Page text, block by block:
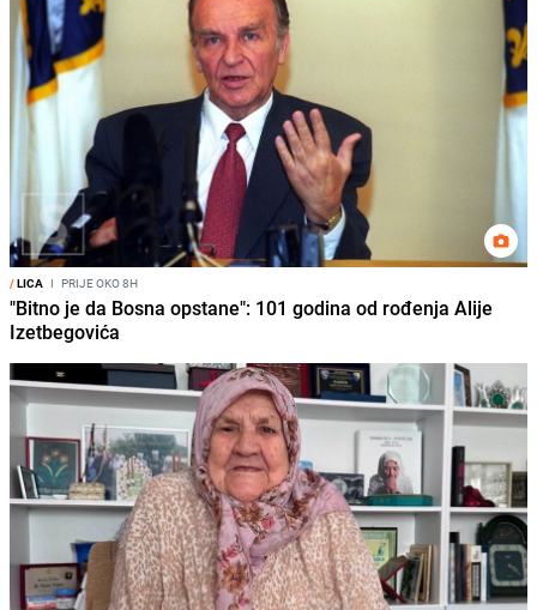
/LICA I PRIJE OKO 8H
"Bitno je da Bosna opstane": 101 godina od rođenja Alije
Izetbegovića